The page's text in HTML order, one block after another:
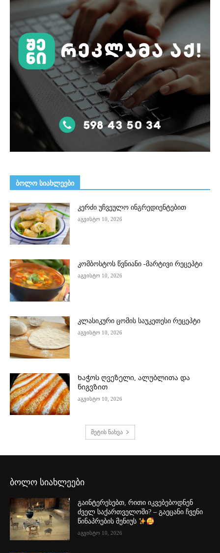
ᲑᲝᲚᲝ ᲡᲘᲐᲮᲚᲔᲔᲑᲘ
კერძი უჩვეულო ინგრედიენტებით
აგვისტო 10, 2026
კომბოსტოს წვნიანი -მარტივი რეცეპტი
აგვისტო 10, 2026
კლასიკური ცომის საუკეთესი რეცეპტი
აგვისტო 10, 2026
Ხაჭოს ღვეზელი, ალუბლითა და
ნიგვზით
აგვისტო 10, 2026
მეტის ნახვა
ბოლო სიახლეები
გაინტერესებთ, რითი იკვებებოდნენ
ძველ საქართველოში? – გაეცანი ჩვენი
წინაპრების მენიუს
აგვისტო 10, 2026